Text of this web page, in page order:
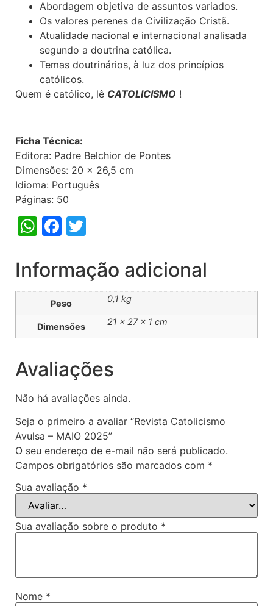
Abordagem objetiva de assuntos variados.
Os valores perenes da Civilização Cristã.
Atualidade nacional e internacional analisada
segundo a doutrina católica.
Temas doutrinários, à luz dos princípios
católicos.
Quem é católico, lê CATOLICISMO !
Ficha Técnica:
Editora: Padre Belchior de Pontes
Dimensões: 20 x 26,5 cm
Idioma: Português
Páginas: 50
WhatsApp
Facebook
Informação adicional
Peso 0,1 kg
Dimensões 21 × 27 × 1 cm
Avaliações
Não há avaliações ainda.
Seja o primeiro a avaliar “Revista Catolicismo
Avulsa – MAIO 2025”
O seu endereço de e-mail não será publicado.
Campos obrigatórios são marcados com *
Sua avaliação *
Sua avaliação sobre o produto *
Nome *